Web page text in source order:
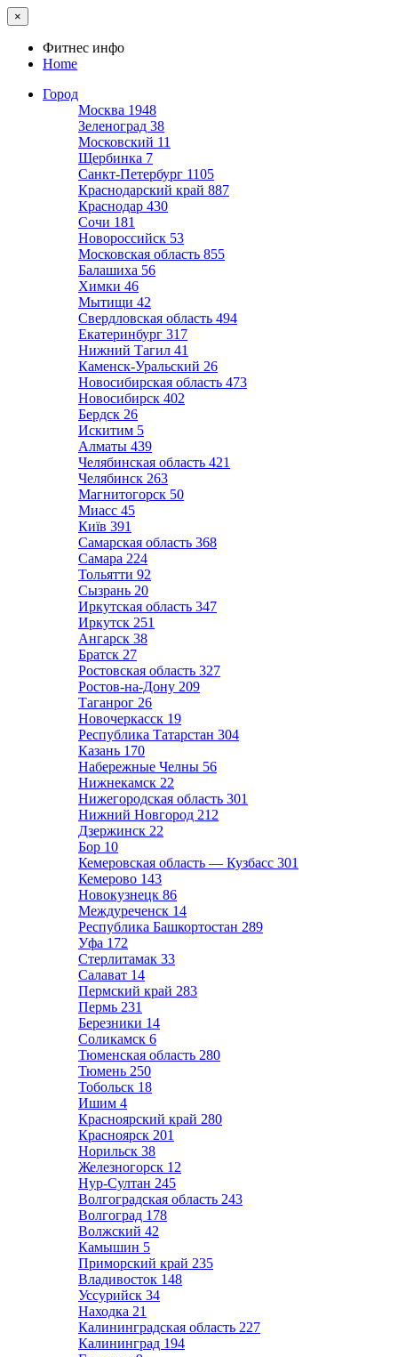
×
Фитнес инфо
Home
Город
Москва 1948
Зеленоград 38
Московский 11
Щербинка 7
Санкт-Петербург 1105
Краснодарский край 887
Краснодар 430
Сочи 181
Новороссийск 53
Московская область 855
Балашиха 56
Химки 46
Мытищи 42
Свердловская область 494
Екатеринбург 317
Нижний Тагил 41
Каменск-Уральский 26
Новосибирская область 473
Новосибирск 402
Бердск 26
Искитим 5
Алматы 439
Челябинская область 421
Челябинск 263
Магнитогорск 50
Миасс 45
Київ 391
Самарская область 368
Самара 224
Тольятти 92
Сызрань 20
Иркутская область 347
Иркутск 251
Ангарск 38
Братск 27
Ростовская область 327
Ростов-на-Дону 209
Таганрог 26
Новочеркасск 19
Республика Татарстан 304
Казань 170
Набережные Челны 56
Нижнекамск 22
Нижегородская область 301
Нижний Новгород 212
Дзержинск 22
Бор 10
Кемеровская область — Кузбасс 301
Кемерово 143
Новокузнецк 86
Междуреченск 14
Республика Башкортостан 289
Уфа 172
Стерлитамак 33
Салават 14
Пермский край 283
Пермь 231
Березники 14
Соликамск 6
Тюменская область 280
Тюмень 250
Тобольск 18
Ишим 4
Красноярский край 280
Красноярск 201
Норильск 38
Железногорск 12
Нур-Султан 245
Волгоградская область 243
Волгоград 178
Волжский 42
Камышин 5
Приморский край 235
Владивосток 148
Уссурийск 34
Находка 21
Калининградская область 227
Калининград 194